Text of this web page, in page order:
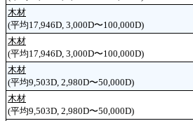
木材
(平均17,946D, 3,000D〜100,000D)
木材
(平均17,946D, 3,000D〜100,000D)
木材
(平均9,503D, 2,980D〜50,000D)
木材
(平均9,503D, 2,980D〜50,000D)